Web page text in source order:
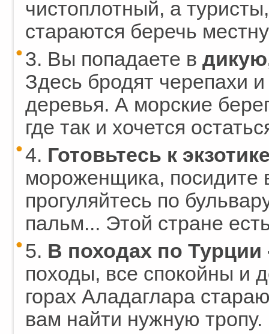
чистоплотный, а
стараются беречь
3. Вы попадаете в
Здесь бродят черепахи
деревья. А морские
где так и хочется
4. Готовьтесь к
мороженщика, посидите
прогуляйтесь по
пальм... Этой стране
5. В походах по Турции
походы, все спокойны и
горах Аладаглара
вам найти нужную тропу.